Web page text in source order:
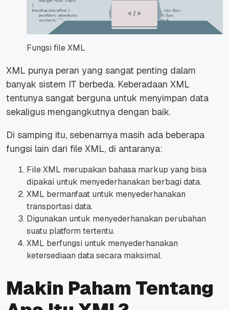
Fungsi file XML
XML punya peran yang sangat penting dalam
banyak sistem IT berbeda. Keberadaan XML
tentunya sangat berguna untuk menyimpan data
sekaligus mengangkutnya dengan baik.
Di samping itu, sebenarnya masih ada beberapa
fungsi lain dari file XML, di antaranya:
File XML merupakan bahasa markup yang bisa
dipakai untuk menyederhanakan berbagi data.
XML bermanfaat untuk menyederhanakan
transportasi data.
Digunakan untuk menyederhanakan perubahan
suatu platform tertentu.
XML berfungsi untuk menyederhanakan
ketersediaan data secara maksimal.
Makin Paham Tentang